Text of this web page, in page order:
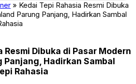
» Kedai Tepi Rahasia Resmi Dibuka
Parung Panjang, Hadirkan Sambal
Resmi Dibuka di Pasar Modern
Hadirkan Sambal
Rahasia